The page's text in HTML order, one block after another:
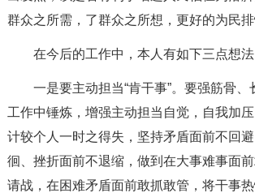
群众之所需，了群众之所想，更好的为民排
在今后的工作中，本人有如下三点想法
一是要主动担当“肯干事”。 要强筋骨、
工作中锤炼，增强主动担当自觉，自我加
计较个人一时之得失，坚持矛盾面前不回
徊、挫折面前不退缩，做到在大事难事面
请战，在困难矛盾面前敢抓敢管，将干事